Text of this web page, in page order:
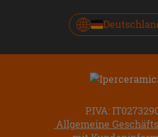
P.IVA:
Allgemeine